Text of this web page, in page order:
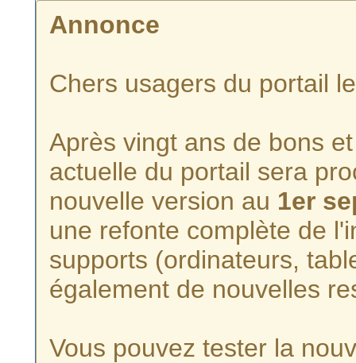
Annonce
Chers usagers du portail
Après vingt ans de bons
actuelle du portail sera
nouvelle version au 1er
une refonte complète de
supports (ordinateurs,
également de nouvelles
Vous pouvez tester la